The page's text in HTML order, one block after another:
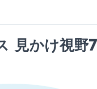
見かけ視野